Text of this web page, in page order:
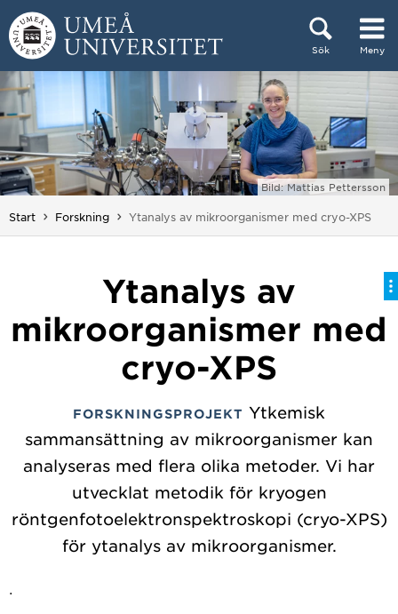
Hoppa direkt till innehållet
Sök Meny
Huvudmenyn dold.
Bild: Mattias Pettersson
Start Forskning Du är här:
Ytanalys av mikroorganismer med cryo-XPS
Ytanalys av
mikroorganismer med
cryo-XPS
FORSKNINGSPROJEKT Ytkemisk
sammansättning av mikroorganismer kan
analyseras med flera olika metoder. Vi har
utvecklat metodik för kryogen
röntgenfotoelektronspektroskopi (cryo-XPS)
för ytanalys av mikroorganismer.
.